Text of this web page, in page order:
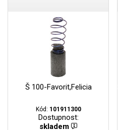
Š 100-Favorit,Felicia
Kód: 101911300
Dostupnost:
skladem